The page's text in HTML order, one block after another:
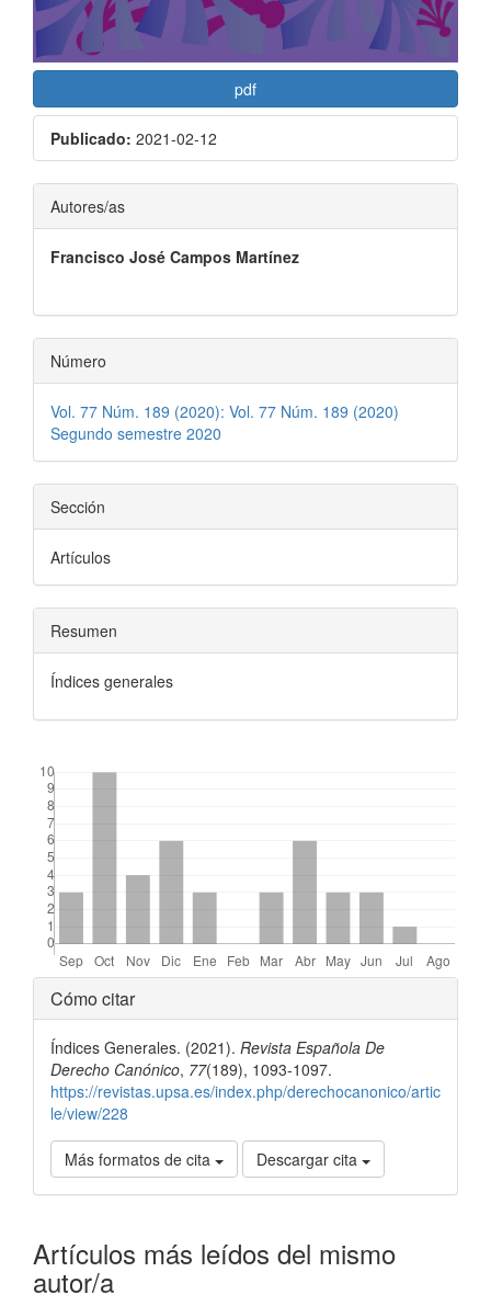
pdf
Publicado: 2021-02-12
Contenido
principal
del
artículo
Autores/as
Francisco José Campos Martínez
Número
Vol. 77 Núm. 189 (2020): Vol. 77 Núm. 189 (2020)
Segundo semestre 2020
Sección
Artículos
Resumen
Índices generales
Detalles
del
artículo
Cómo citar
Índices Generales. (2021). Revista Española De
Derecho Canónico, 77(189), 1093-1097.
https://revistas.upsa.es/index.php/derechocanonico/artic
le/view/228
Más formatos de cita Descargar cita
Artículos más leídos del mismo
autor/a